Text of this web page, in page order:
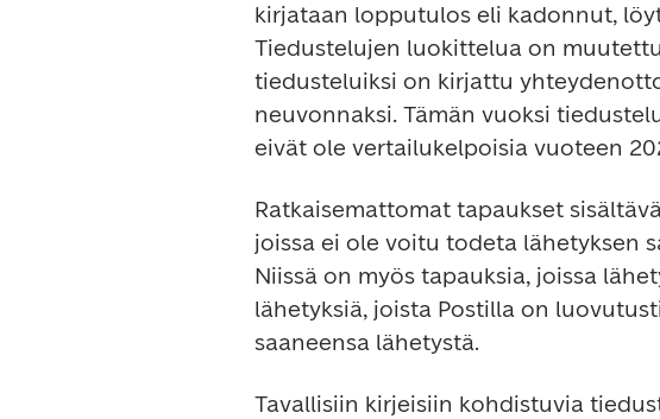
kirjataan lopputulos eli kadonnut,
Tiedustelujen luokittelua on
tiedusteluiksi on kirjattu
neuvonnaksi. Tämän vuoksi
eivät ole vertailukelpoisia vuoteen
Ratkaisemattomat tapaukset
joissa ei ole voitu todeta lähetyksen
Niissä on myös tapauksia, joissa
lähetyksiä, joista Postilla on
saaneensa lähetystä.
Tavallisiin kirjeisiin kohdistuvia